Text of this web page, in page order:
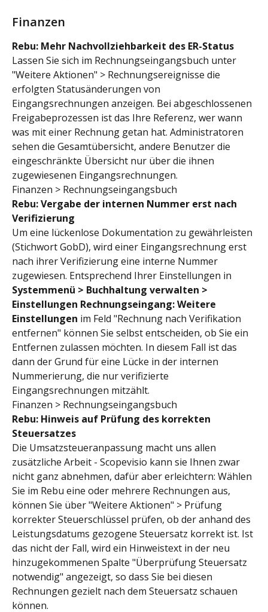
Finanzen
Rebu: Mehr Nachvollziehbarkeit des ER-Status
Lassen Sie sich im Rechnungseingangsbuch unter
"Weitere Aktionen" > Rechnungsereignisse die
erfolgten Statusänderungen von
Eingangsrechnungen anzeigen. Bei abgeschlossenen
Freigabeprozessen ist das Ihre Referenz, wer wann
was mit einer Rechnung getan hat. Administratoren
sehen die Gesamtübersicht, andere Benutzer die
eingeschränkte Übersicht nur über die ihnen
zugewiesenen Eingangsrechnungen.
Finanzen > Rechnungseingangsbuch
Rebu: Vergabe der internen Nummer erst nach
Verifizierung
Um eine lückenlose Dokumentation zu gewährleisten
(Stichwort GobD), wird einer Eingangsrechnung erst
nach ihrer Verifizierung eine interne Nummer
zugewiesen. Entsprechend Ihrer Einstellungen in
Systemmenü > Buchhaltung verwalten >
Einstellungen Rechnungseingang: Weitere
Einstellungen im Feld "Rechnung nach Verifikation
entfernen" können Sie selbst entscheiden, ob Sie ein
Entfernen zulassen möchten. In diesem Fall ist das
dann der Grund für eine Lücke in der internen
Nummerierung, die nur verifizierte
Eingangsrechnungen mitzählt.
Finanzen > Rechnungseingangsbuch
Rebu: Hinweis auf Prüfung des korrekten
Steuersatzes
Die Umsatzsteueranpassung macht uns allen
zusätzliche Arbeit - Scopevisio kann sie Ihnen zwar
nicht ganz abnehmen, dafür aber erleichtern: Wählen
Sie im Rebu eine oder mehrere Rechnungen aus,
können Sie über "Weitere Aktionen" > Prüfung
korrekter Steuerschlüssel prüfen, ob der anhand des
Leistungsdatums gezogene Steuersatz korrekt ist. Ist
das nicht der Fall, wird ein Hinweistext in der neu
hinzugekommenen Spalte "Überprüfung Steuersatz
notwendig" angezeigt, so dass Sie bei diesen
Rechnungen gezielt nach dem Steuersatz schauen
können.